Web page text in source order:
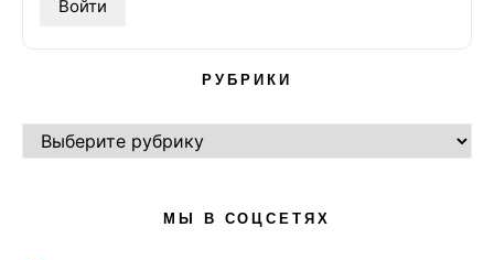
РУБРИКИ
МЫ В СОЦСЕТЯХ